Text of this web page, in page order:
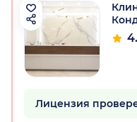
Лицензия